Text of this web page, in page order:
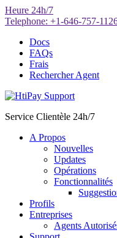
Aller
au
Heure 24h/7
Telephone: +1-646-757-
Docs
FAQs
Frais
Rechercher Agent
Service Clientèle 24h/7
A Propos
Nouvelles
Updates
Opérations
Fonctionnalités
Profils
Entreprises
Agents